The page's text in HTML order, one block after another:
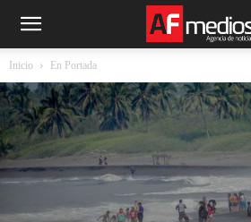
Inicio En Portada